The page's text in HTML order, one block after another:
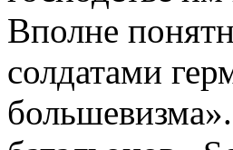
Вполне
солдатами